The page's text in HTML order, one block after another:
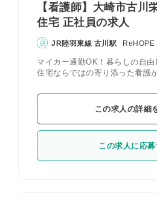
【看護師】大崎市古川
住宅 正社員の求人
JR陸羽東線 古川駅 ReHOPE
マイカー通勤OK！暮らしの自
住宅ならではの寄り添った看護
この求人の詳細
この求人に応募